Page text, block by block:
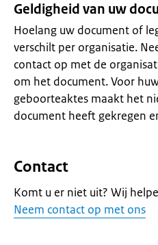
Geldigheid van uw
Hoelang uw document of
verschilt per organisatie.
contact op met de
om het document. Voor
geboorteaktes maakt het
document heeft gekregen
Contact
Komt u er niet uit? Wij
Neem contact op met ons